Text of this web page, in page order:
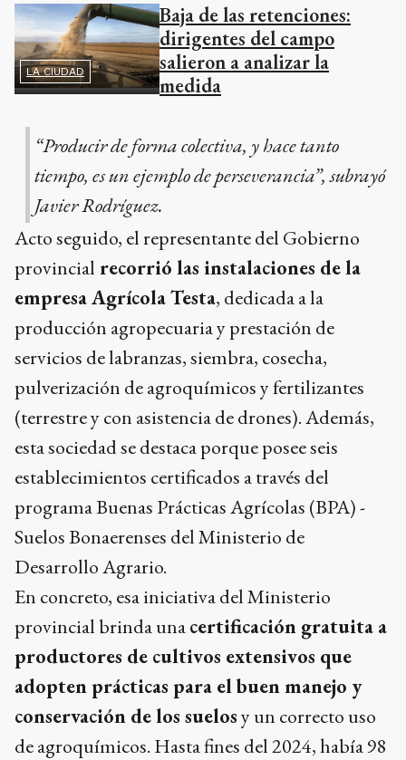
LA CIUDAD
Baja de las retenciones:
dirigentes del campo
salieron a analizar la
medida
“Producir de forma colectiva, y hace tanto
tiempo, es un ejemplo de perseverancia”, subrayó
Javier Rodríguez.
Acto seguido, el representante del Gobierno
provincial recorrió las instalaciones de la
empresa Agrícola Testa, dedicada a la
producción agropecuaria y prestación de
servicios de labranzas, siembra, cosecha,
pulverización de agroquímicos y fertilizantes
(terrestre y con asistencia de drones). Además,
esta sociedad se destaca porque posee seis
establecimientos certificados a través del
programa Buenas Prácticas Agrícolas (BPA) -
Suelos Bonaerenses del Ministerio de
Desarrollo Agrario.
En concreto, esa iniciativa del Ministerio
provincial brinda unacertificación gratuita a
productores de cultivos extensivos que
adopten prácticas para el buen manejo y
conservación de los suelosy un correcto uso
de agroquímicos. Hasta fines del 2024, había 98